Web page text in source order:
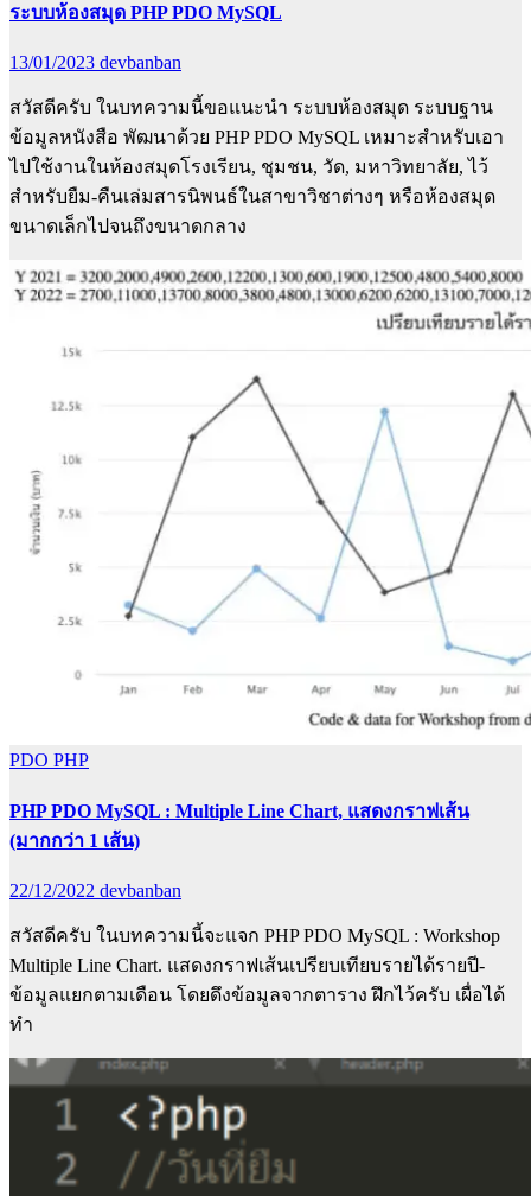
ระบบห้องสมุด PHP PDO MySQL
13/01/2023 devbanban
สวัสดีครับ ในบทความนี้ขอแนะนำ ระบบห้องสมุด ระบบฐาน
ข้อมูลหนังสือ พัฒนาด้วย PHP PDO MySQL เหมาะสำหรับเอา
ไปใช้งานในห้องสมุดโรงเรียน, ชุมชน, วัด, มหาวิทยาลัย, ไว้
สำหรับยืม-คืนเล่มสารนิพนธ์ในสาขาวิชาต่างๆ หรือห้องสมุด
ขนาดเล็กไปจนถึงขนาดกลาง
PDO PHP
PHP PDO MySQL : Multiple Line Chart, แสดงกราฟเส้น
(มากกว่า 1 เส้น)
22/12/2022 devbanban
สวัสดีครับ ในบทความนี้จะแจก PHP PDO MySQL : Workshop
Multiple Line Chart. แสดงกราฟเส้นเปรียบเทียบรายได้รายปี-
ข้อมูลแยกตามเดือน โดยดึงข้อมูลจากตาราง ฝึกไว้ครับ เผื่อได้
ทำ